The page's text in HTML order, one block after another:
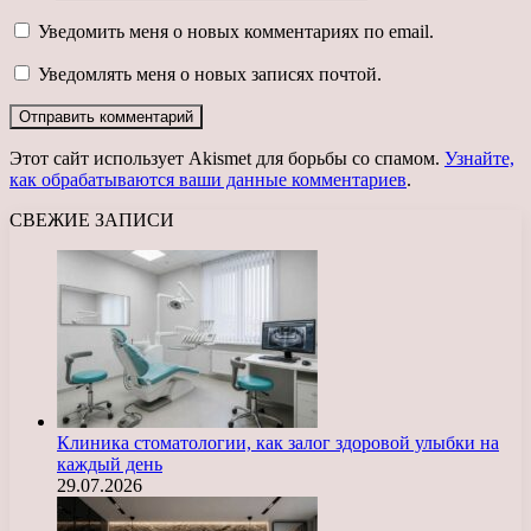
Уведомить меня о новых комментариях по email.
Уведомлять меня о новых записях почтой.
Этот сайт использует Akismet для борьбы со спамом. Узнайте,
как обрабатываются ваши данные комментариев.
СВЕЖИЕ ЗАПИСИ
Клиника стоматологии, как залог здоровой улыбки на
каждый день
29.07.2026